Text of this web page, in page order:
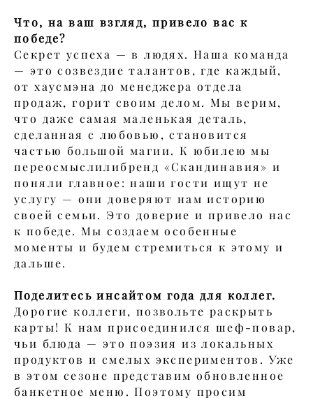
Что, на ваш взгляд, привело вас к
победе?
Секрет успеха — в людях. Наша команда
— это созвездие талантов, где каждый,
от хаусмэна до менеджера отдела
продаж, горит своим делом. Мы верим,
что даже самая маленькая деталь,
сделанная с любовью, становится
частью большой магии. К юбилею мы
переосмыслилибренд «Скандинавия» и
поняли главное: наши гости ищут не
услугу — они доверяют нам историю
своей семьи. Это доверие и привело нас
к победе. Мы создаем особенные
моменты и будем стремиться к этому и
дальше.
Поделитесь инсайтом года для коллег.
Дорогие коллеги, позвольте раскрыть
карты! К нам присоединился шеф-повар,
чьи блюда — это поэзия из локальных
продуктов и смелых экспериментов. Уже
в этом сезоне представим обновленное
банкетное меню. Поэтому просим